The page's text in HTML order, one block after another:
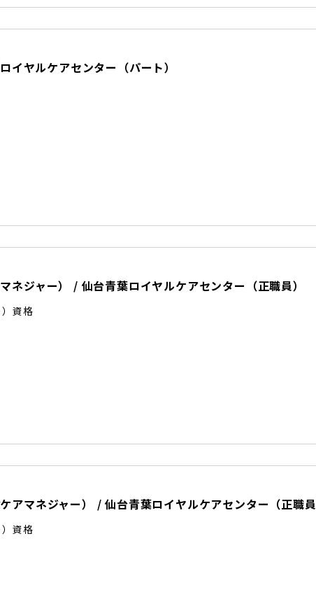
イヤルケアセンター （パート）
ネジャー） / 仙台青葉ロイヤルケアセンター （正職員）
資格
アマネジャー） /仙台青葉ロイヤルケアセンター （正職員
資格